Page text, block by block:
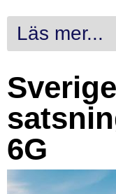
Läs mer...
6G